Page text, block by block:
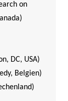
on
DC, USA)
Belgien)